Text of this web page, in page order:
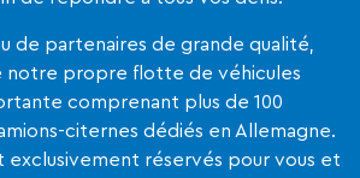
de partenaires de grande qualité,
notre propre flotte de véhicules
comprenant plus de 100
citernes dédiés en Allemagne.
exclusivement réservés pour vous et